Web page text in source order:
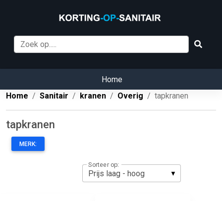
Home
Home
Sanitair kranen Overig tapkranen
tapkranen
MERK:
Sorteer op: